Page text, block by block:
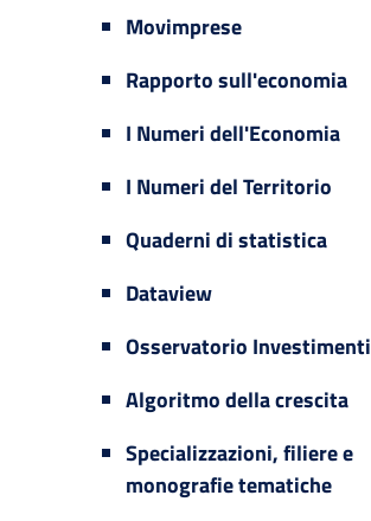
Movimprese
Rapporto sull'economia
I Numeri dell'Economia
I Numeri del Territorio
Quaderni di statistica
Dataview
Osservatorio Investimenti
Algoritmo della crescita
Specializzazioni, filiere e
monografie tematiche